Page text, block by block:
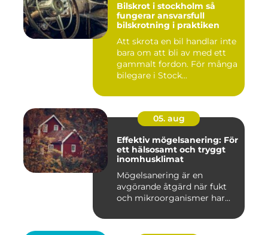
Bilskrot i stockholm så
fungerar ansvarsfull
bilskrotning i praktiken
Att skrota en bil handlar inte
bara om att bli av med ett
gammalt fordon. För många
bilegare i Stock...
05. aug
Effektiv mögelsanering: För
ett hälsosamt och tryggt
inomhusklimat
Mögelsanering är en
avgörande åtgärd när fukt
och mikroorganismer har...